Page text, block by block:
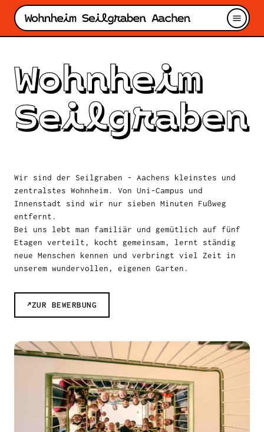
Wir sind der Seilgraben - Aachens kleinstes und
zentralstes Wohnheim. Von Uni-Campus und
Innenstadt sind wir nur sieben Minuten Fußweg
entfernt.
Bei uns lebt man familiär und gemütlich auf fünf
Etagen verteilt, kocht gemeinsam, lernt ständig
neue Menschen kennen und verbringt viel Zeit in
unserem wundervollen, eigenen Garten.
↗ZUR BEWERBUNG